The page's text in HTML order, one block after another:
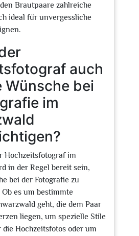
Brautpaare zahlreiche
ideal für unvergessliche
auch
Wünsche bei
im
Hochzeitsfotograf im
in der Regel bereit sein,
bei der Fotografie zu
es um bestimmte
geht, die dem Paar
liegen, um spezielle Stile
Hochzeitsfotos oder um